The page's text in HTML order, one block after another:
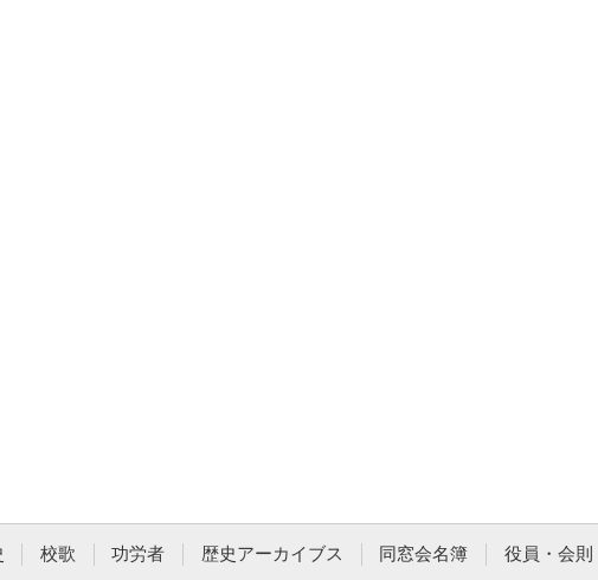
校歌 功労者 歴史アーカイブス 同窓会名簿 役員・会則